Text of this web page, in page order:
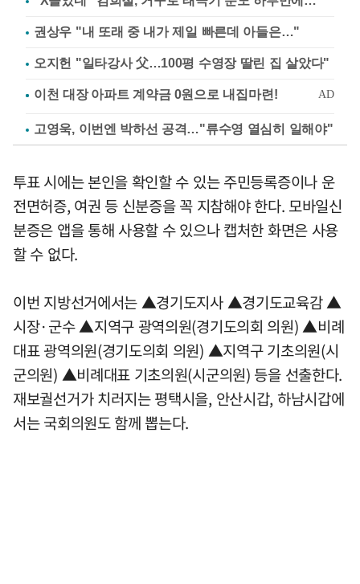
권상우 "내 또래 중 내가 제일 빠른데 아들은…"
오지헌 "일타강사 父…100평 수영장 딸린 집 살았다"
고영욱, 이번엔 박하선 공격…"류수영 열심히 일해야"
투표 시에는 본인을 확인할 수 있는 주민등록증이나 운
전면허증, 여권 등 신분증을 꼭 지참해야 한다. 모바일신
분증은 앱을 통해 사용할 수 있으나 캡처한 화면은 사용
할 수 없다.
이번 지방선거에서는 ▲경기도지사 ▲경기도교육감 ▲
시장·군수 ▲지역구 광역의원(경기도의회 의원) ▲비례
대표 광역의원(경기도의회 의원) ▲지역구 기초의원(시
군의원) ▲비례대표 기초의원(시군의원) 등을 선출한다.
재보궐선거가 치러지는 평택시을, 안산시갑, 하남시갑에
서는 국회의원도 함께 뽑는다.